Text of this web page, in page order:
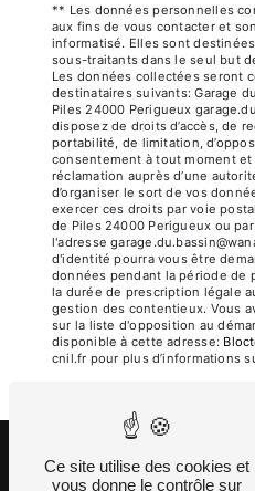
** Les données personnelles
aux fins de vous contacter et
informatisé. Elles sont
sous-traitants dans le seul but
Les données collectées seront
destinataires suivants: Garage
Piles 24000 Perigueux
disposez de droits d’accès, de
portabilité, de limitation,
consentement à tout moment
réclamation auprès d’une
d’organiser le sort de vos
exercer ces droits par voie
de Piles 24000 Perigueux ou
l'adresse
d'identité pourra vous être
données pendant la période de
la durée de prescription légale
gestion des contentieux. Vous
sur la liste d'opposition au
disponible à cette adresse:
cnil.fr pour plus d’informations
Ce site utilise des cookies et
vous donne le contrôle sur